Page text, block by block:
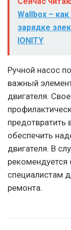
Wallbox –
зарядке
IONITY
Ручной насос
важный
двигателя.
предотвратить
обеспечить
двигателя. В
специалистам
ремонта.